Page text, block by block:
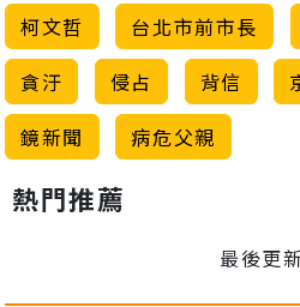
柯文哲 台北市前市長
貪汙
侵占 背信
鏡新聞
病危父親
熱門推薦
最後更